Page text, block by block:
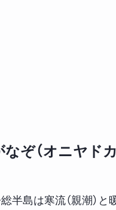
なぞ（オニヤドカ
半島は寒流（親潮）